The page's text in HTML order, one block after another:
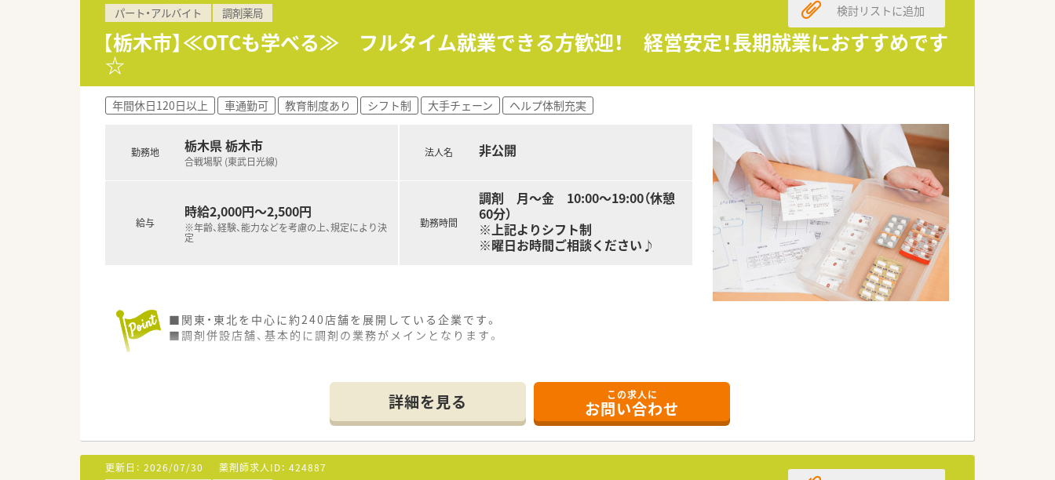
パート・アルバイト 調剤薬局
【栃木市】≪OTCも学べる≫ フルタイム就業できる方歓迎！ 経営安定！長期就業におすすめです
☆
検討リストに追加
年間休日120日以上 車通勤可 教育制度あり シフト制 大手チェーン ヘルプ体制充実
勤務地 栃木県 栃木市
合戦場駅 (東武日光線)
給与
時給2,000円～2,500円
※年齢、経験、能力などを考慮の上、規定により決
定
法人名 非公開
勤務時間
調剤 月～金 10:00～19:00（休憩
60分）
※上記よりシフト制
※曜日お時間ご相談ください♪
■関東・東北を中心に約240店舗を展開している企業です。
■調剤併設店舗、基本的に調剤の業務がメインとなります。
詳細を見る この求人に
お問い合わせ
更新日： 2026/07/30 薬剤師求人ID： 424887